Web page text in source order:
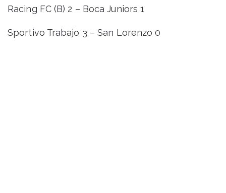
Racing FC (B) 2 – Boca Juniors 1
Sportivo Trabajo 3 – San Lorenzo 0